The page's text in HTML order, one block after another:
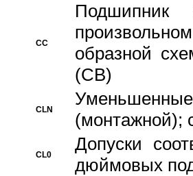
CC
Подшипник
образной
(CB)
CLN
(монтажной);
CL0
Допуски
дюймовых